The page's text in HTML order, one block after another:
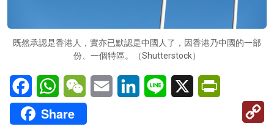
既然承認是香港人，實亦已默認是中國人了，因香港乃中國的一部
份、一個特區。（Shutterstock）
FacebookWhatsAppWeChatEmail LinkedInLine X
Share